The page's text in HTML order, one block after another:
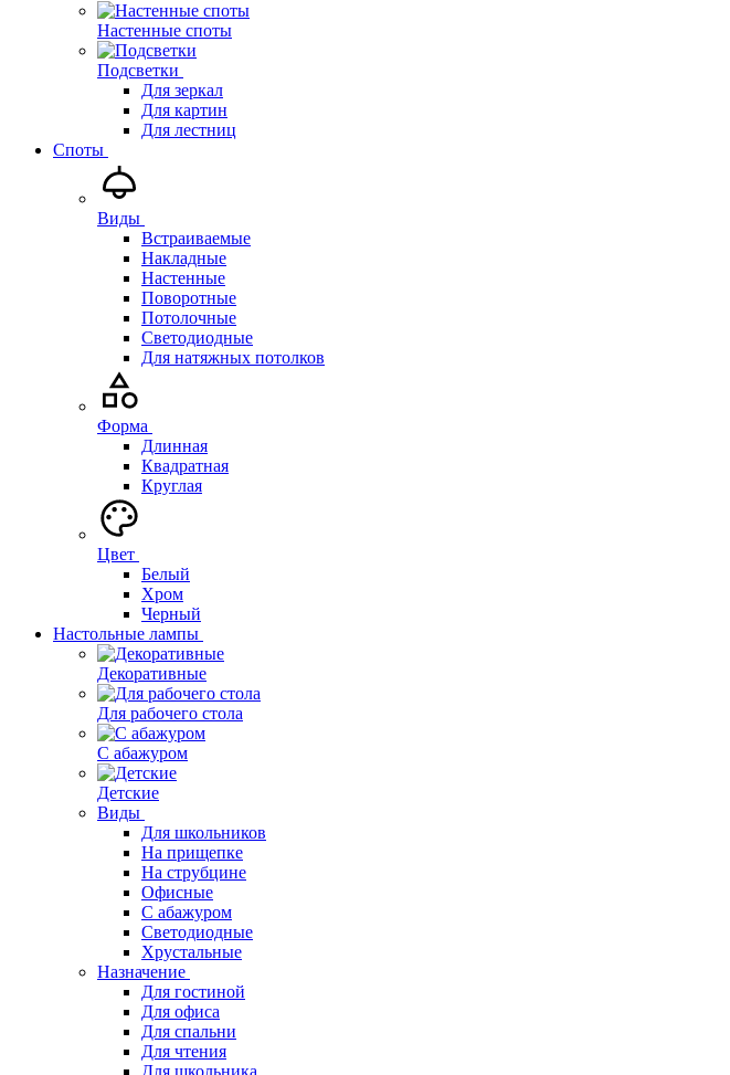
Настенные споты
Подсветки
Для зеркал
Для картин
Для лестниц
Споты
Виды
Встраиваемые
Накладные
Настенные
Поворотные
Потолочные
Светодиодные
Для натяжных потолков
Форма
Длинная
Квадратная
Круглая
Цвет
Белый
Хром
Черный
Настольные лампы
Декоративные
Для рабочего стола
С абажуром
Детские
Виды
Для школьников
На прищепке
На струбцине
Офисные
С абажуром
Светодиодные
Хрустальные
Назначение
Для гостиной
Для офиса
Для спальни
Для чтения
Для школьника